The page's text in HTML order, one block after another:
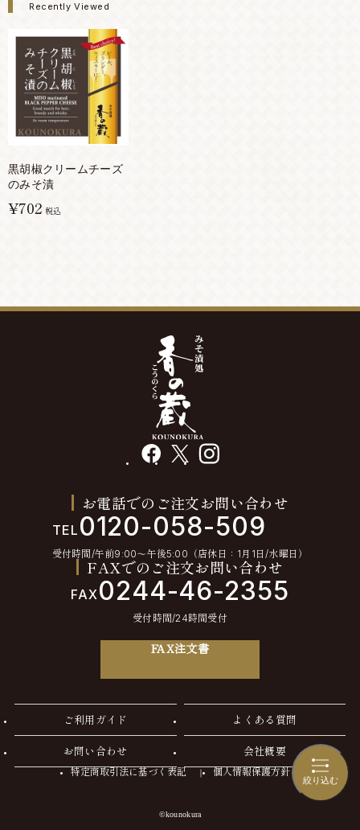
絞り込む
Recently Viewed
黒胡椒クリームチーズ
のみそ漬
¥702 税込
facebook instagram
お電話でのご注文お問い合わせ
TEL 0120-058-509
受付時間/午前9:00〜午後5:00（店休日：1月1日/水曜日）
FAXでのご注文お問い合わせ
FAX0244-46-2355
受付時間/24時間受付
FAX注文書
ご利用ガイド よくある質問
お問い合わせ 会社概要
特定商取引法に基づく表記 個人情報保護方針
©kounokura